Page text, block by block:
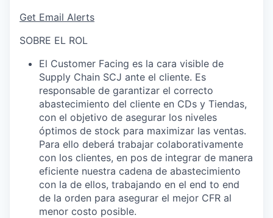
Get Email Alerts
SOBRE EL ROL
El Customer Facing es la cara visible de
Supply Chain SCJ ante el cliente. Es
responsable de garantizar el correcto
abastecimiento del cliente en CDs y Tiendas,
con el objetivo de asegurar los niveles
óptimos de stock para maximizar las ventas.
Para ello deberá trabajar colaborativamente
con los clientes, en pos de integrar de manera
eficiente nuestra cadena de abastecimiento
con la de ellos, trabajando en el end to end
de la orden para asegurar el mejor CFR al
menor costo posible.